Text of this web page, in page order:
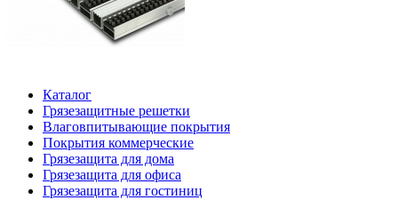
Каталог
Грязезащитные решетки
Влаговпитывающие покрытия
Покрытия коммерческие
Грязезащита для дома
Грязезащита для офиса
Грязезащита для гостиниц